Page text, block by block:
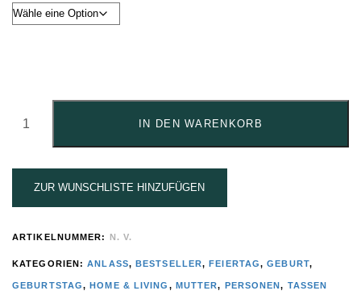
TASSE
QUANTITY
IN DEN WARENKORB
ZUR WUNSCHLISTE HINZUFÜGEN
ARTIKELNUMMER: N. V.
KATEGORIEN:ANLASS,BESTSELLER,FEIERTAG,GEBURT,
GEBURTSTAG,HOME & LIVING , MUTTER, PERSONEN, TASSEN